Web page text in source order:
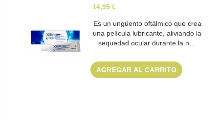
14,95 €
Es un ungüento oftálmico que crea
una película lubricante, aliviando la
sequedad ocular durante la n…
AGREGAR AL CARRITO